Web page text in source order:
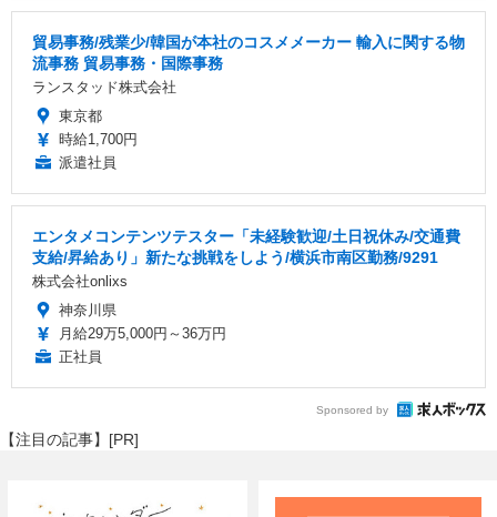
貿易事務/残業少/韓国が本社のコスメメーカー 輸入に関する物
流事務 貿易事務・国際事務
ランスタッド株式会社
東京都
時給1,700円
派遣社員
エンタメコンテンツテスター「未経験歓迎/土日祝休み/交通費
支給/昇給あり」新たな挑戦をしよう/横浜市南区勤務/9291
株式会社onlixs
神奈川県
月給29万5,000円～36万円
正社員
Sponsored by
【注目の記事】[PR]